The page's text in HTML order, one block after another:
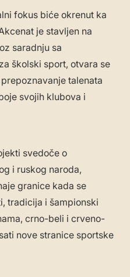
fokus biće okrenut ka
je stavljen na
saradnju sa
školski sport, otvara se
talenata
svojih klubova i
svedoče o
i ruskog naroda,
granice kada se
tradicija i šampionski
crno-beli i crveno-
nove stranice sportske